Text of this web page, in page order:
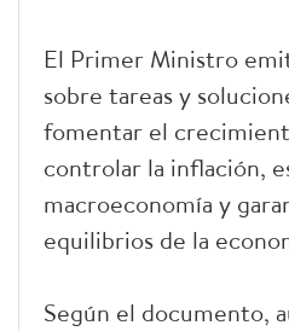
El Primer Ministro
sobre tareas y
fomentar el
controlar la inflación,
macroeconomía y
equilibrios de la
Según el documento,